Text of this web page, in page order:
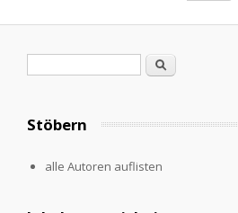
Suche
Stöbern
alle Autoren auflisten